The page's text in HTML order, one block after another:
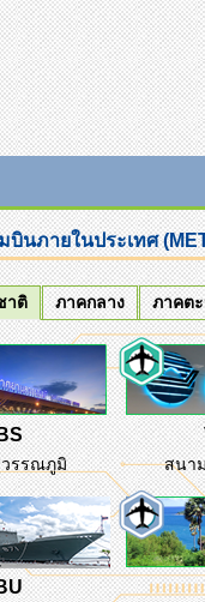
นภายในประเทศ
าติ ภาคกลาง ภาคต
รรณภูมิ สนา